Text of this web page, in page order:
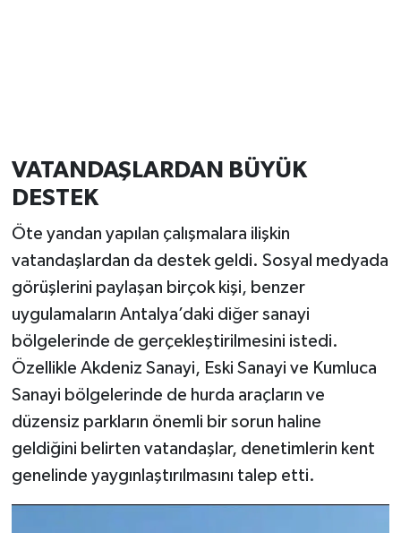
VATANDAŞLARDAN BÜYÜK
DESTEK
Öte yandan yapılan çalışmalara ilişkin
vatandaşlardan da destek geldi. Sosyal medyada
görüşlerini paylaşan birçok kişi, benzer
uygulamaların Antalya’daki diğer sanayi
bölgelerinde de gerçekleştirilmesini istedi.
Özellikle Akdeniz Sanayi, Eski Sanayi ve Kumluca
Sanayi bölgelerinde de hurda araçların ve
düzensiz parkların önemli bir sorun haline
geldiğini belirten vatandaşlar, denetimlerin kent
genelinde yaygınlaştırılmasını talep etti.